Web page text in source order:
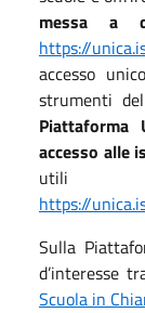
messa a
https://
accesso
strumenti
accesso alle
utili
https://
Sulla
d’interesse
Scuola in